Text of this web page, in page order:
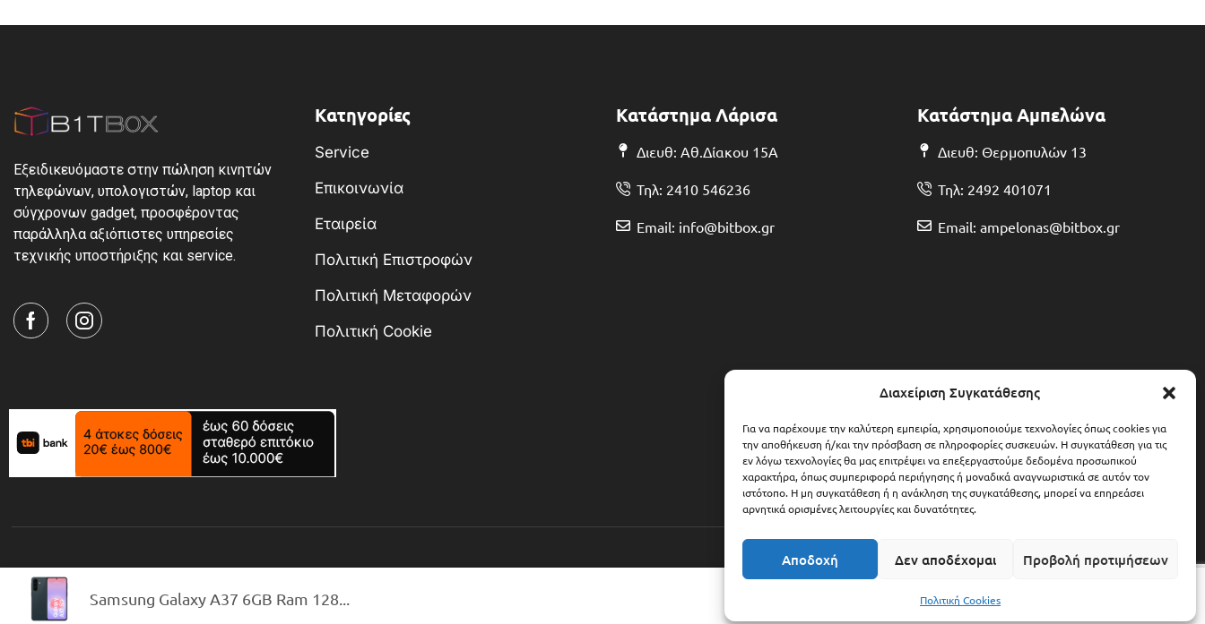
Διαχείριση Συγκατάθεσης
Για να παρέχουμε την καλύτερη εμπειρία, χρησιμοποιούμε τεχνολογίες όπως cookies για
την αποθήκευση ή/και την πρόσβαση σε πληροφορίες συσκευών. Η συγκατάθεση για τις
εν λόγω τεχνολογίες θα μας επιτρέψει να επεξεργαστούμε δεδομένα προσωπικού
χαρακτήρα, όπως συμπεριφορά περιήγησης ή μοναδικά αναγνωριστικά σε αυτόν τον
ιστότοπο. Η μη συγκατάθεση ή η ανάκληση της συγκατάθεσης, μπορεί να επηρεάσει
αρνητικά ορισμένες λειτουργίες και δυνατότητες.
Αποδοχή Δεν αποδέχομαι Προβολή προτιμήσεων
Πολιτική Cookies
Samsung Galaxy A37 6GB Ram 128...
Εξειδικευόμαστε στην πώληση κινητών
τηλεφώνων, υπολογιστών, laptop και
σύγχρονων gadget, προσφέροντας
παράλληλα αξιόπιστες υπηρεσίες
τεχνικής υποστήριξης και service.
Κατηγορίες
Service
Επικοινωνία
Εταιρεία
Πολιτική Επιστροφών
Πολιτική Μεταφορών
Πολιτική Cookie
Κατάστημα Λάρισα
Διευθ: Αθ.Δίακου 15Α
Τηλ: 2410 546236
Email: info@bitbox.gr
Κατάστημα Αμπελώνα
Διευθ: Θερμοπυλών 13
Τηλ: 2492 401071
Email: ampelonas@bitbox.gr